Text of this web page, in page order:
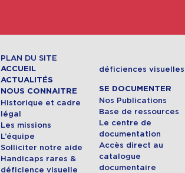
PLAN DU SITE
ACCUEIL
ACTUALITÉS
NOUS CONNAITRE
Historique et cadre
légal
Les missions
L’équipe
Solliciter notre aide
Handicaps rares &
déficience visuelle
déficiences visuelles
SE DOCUMENTER
Nos Publications
Base de ressources
Le centre de
documentation
Accès direct au
catalogue
documentaire